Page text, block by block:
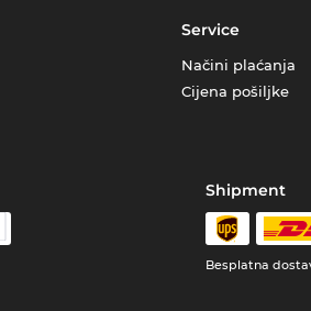
Service
Načini plaćanja
Cijena pošiljke
Shipment
Besplatna